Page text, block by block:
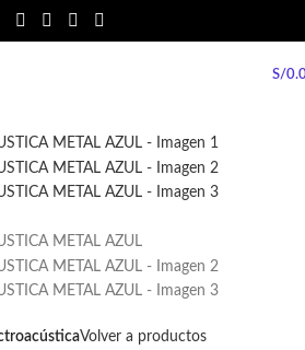
S/
Volver a productos